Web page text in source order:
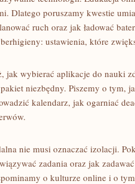
Dlatego poruszamy kwestie
ruch oraz jak ładować
ustawienia, które
jak wybierać aplikacje do nauki
niezbędny. Piszemy o tym,
kalendarz, jak ogarniać
nie musi oznaczać izolacji.
zadania oraz jak
o kulturze online i o